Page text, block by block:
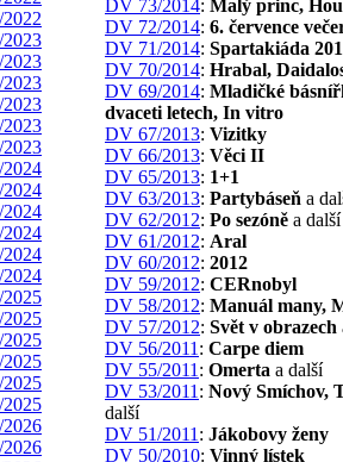
DV 73/2014: Malý princ,
DV 72/2014: 6. července
DV 71/2014: Spartakiáda
DV 70/2014: Hrabal,
DV 69/2014: Mladičké
dvaceti letech, In vitro
DV 67/2013: Vizitky
DV 66/2013: Věci II
DV 65/2013: 1+1
DV 63/2013: Partybáseň a
DV 62/2012: Po sezóně a další
DV 61/2012: Aral
DV 60/2012: 2012
DV 59/2012: CERnobyl
DV 58/2012: Manuál many,
DV 57/2012: Svět v obrazech
DV 56/2011 : Carpe diem
DV 55/2011 : Omerta a další
DV 53/2011 : Nový Smíchov,
další
DV 51/2011 : Jákobovy ženy
DV 50/2010: Vinný lístek